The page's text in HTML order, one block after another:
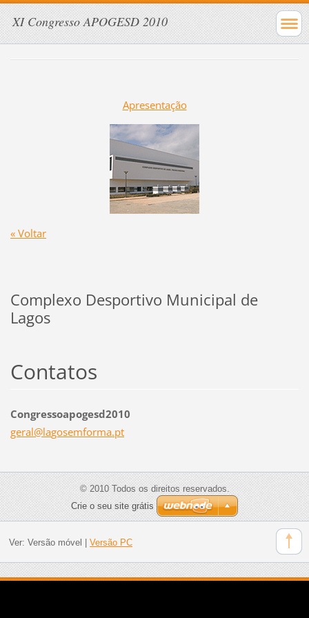
XI Congresso APOGESD 2010
Apresentação
« Voltar
Complexo Desportivo Municipal de
Lagos
Contatos
Congressoapogesd2010
geral@lagosemforma.pt
© 2010 Todos os direitos reservados.
Crie o seu site grátis
Ver: Versão móvel Versão PC